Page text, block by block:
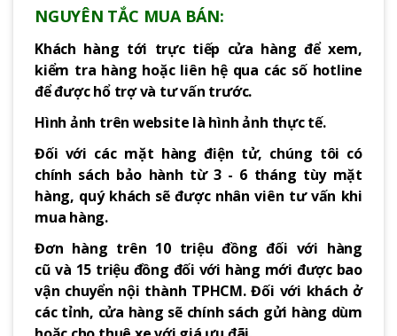
NGUYÊN TẮC MUA BÁN:
Khách hàng tới trực tiếp cửa hàng để xem,
kiểm tra hàng hoặc liên hệ qua các số hotline
để được hổ trợ và tư vấn trước.
Hình ảnh trên website là hình ảnh thực tế.
Đối với các mặt hàng điện tử, chúng tôi có
chính sách bảo hành từ 3 - 6 tháng tùy mặt
hàng, quý khách sẽ được nhân viên tư vấn khi
mua hàng.
Đơn hàng trên 10 triệu đồng đối với hàng
cũ và 15 triệu đồng đối với hàng mới được bao
vận chuyển nội thành TPHCM. Đối với khách ở
các tỉnh, cửa hàng sẽ chính sách gửi hàng dùm